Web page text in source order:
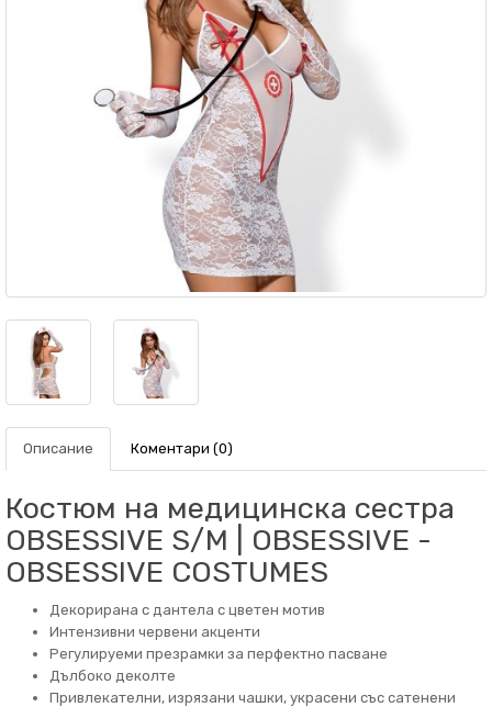
Описание Коментари (0)
Костюм на медицинска сестра
OBSESSIVE S/M | OBSESSIVE -
OBSESSIVE COSTUMES
Декорирана с дантела с цветен мотив
Интензивни червени акценти
Регулируеми презрамки за перфектно пасване
Дълбоко деколте
Привлекателни, изрязани чашки, украсени със сатенени